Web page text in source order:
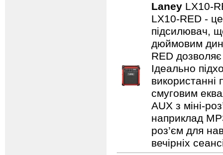
Laney LX10-
LX10-RED -
підсилювач,
дюймовим
RED
Ідеально
використанні
смуговим
AUX з міні-
наприклад
роз’єм для
вечірніх